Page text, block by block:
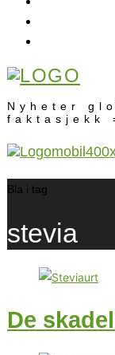
Nyheter
faktasjekk
Bla i tag
stevia
De